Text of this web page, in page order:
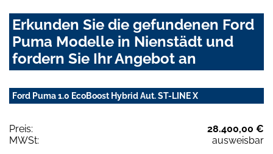
Erkunden Sie die gefundenen Ford
Puma Modelle in Nienstädt und
fordern Sie Ihr Angebot an
Ford Puma 1.0 EcoBoost Hybrid Aut. ST-LINE X
Preis:
28.400,00 €
MWSt:
ausweisbar